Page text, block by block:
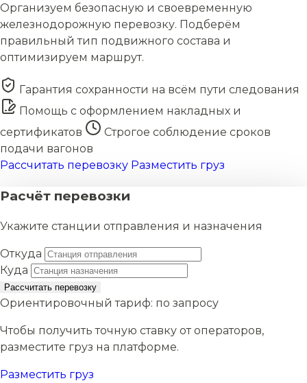
Организуем безопасную и своевременную
железнодорожную перевозку. Подберём
правильный тип подвижного состава и
оптимизируем маршрут.
Гарантия сохранности на всём пути следования
Помощь с оформлением накладных и
сертификатов
Строгое соблюдение сроков
подачи вагонов
Рассчитать перевозку Разместить груз
Расчёт перевозки
Укажите станции отправления и назначения
Откуда
Куда
Рассчитать перевозку
Ориентировочный тариф: по запросу
Чтобы получить точную ставку от операторов,
разместите груз на платформе.
Разместить груз